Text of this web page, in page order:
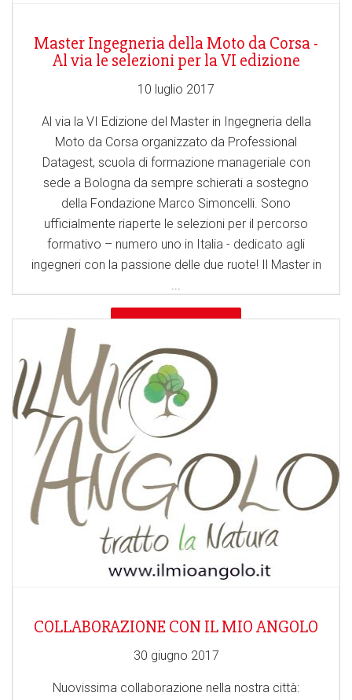
Master Ingegneria della Moto da Corsa -
Al via le selezioni per la VI edizione
10 luglio 2017
Al via la VI Edizione del Master in Ingegneria della
Moto da Corsa organizzato da Professional
Datagest, scuola di formazione manageriale con
sede a Bologna da sempre schierati a sostegno
della Fondazione Marco Simoncelli. Sono
ufficialmente riaperte le selezioni per il percorso
formativo – numero uno in Italia - dedicato agli
ingegneri con la passione delle due ruote! Il Master in
...
LEGGI TUTTO
COLLABORAZIONE CON IL MIO ANGOLO
30 giugno 2017
Nuovissima collaborazione nella nostra città: